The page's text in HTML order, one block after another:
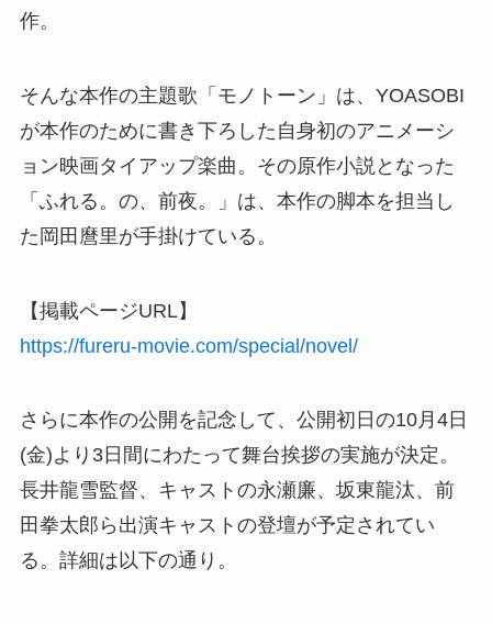
作。
そんな本作の主題歌「モノトーン」は、YOASOBI
が本作のために書き下ろした自身初のアニメーシ
ョン映画タイアップ楽曲。その原作小説となった
「ふれる。の、前夜。」は、本作の脚本を担当し
た岡田麿里が手掛けている。
【掲載ページURL】
https://fureru-movie.com/special/novel/
さらに本作の公開を記念して、公開初日の10月4日
(金)より3日間にわたって舞台挨拶の実施が決定。
長井龍雪監督、キャストの永瀬廉、坂東龍汰、前
田拳太郎ら出演キャストの登壇が予定されてい
る。詳細は以下の通り。